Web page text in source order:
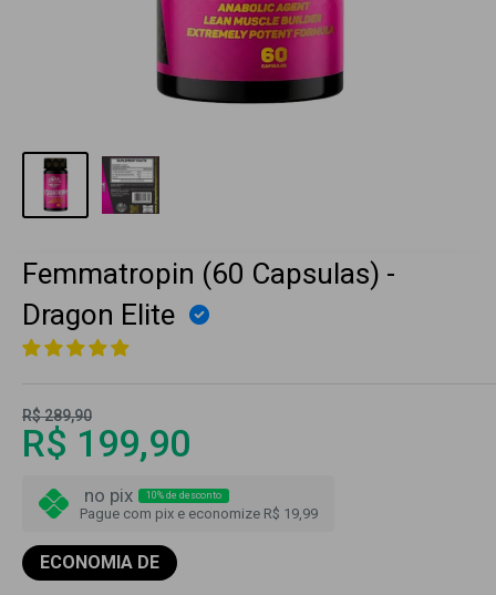
Femmatropin (60 Capsulas) -
Dragon Elite
R$ 289,90
R$ 199,90
no pix 10% de desconto
Pague com pix e economize R$ 19,99
ECONOMIA DE